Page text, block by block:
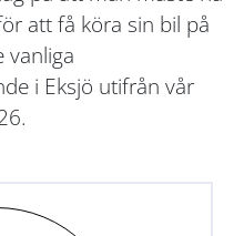
att få köra sin bil på
vanliga
i Eksjö utifrån vår